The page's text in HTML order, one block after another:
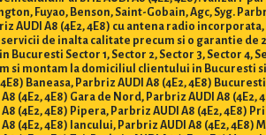
Fuyao, Benson, Saint-Gobain, Agc, Syg.
AUDI A8 (4E2, 4E8) cu antena radio
de inalta calitate precum si o garantie de
Bucuresti Sector 1, Sector 2, Sector 3, Sector 4,
si montam la domiciliul clientului in Bucuresti si
4E8) Baneasa, Parbriz AUDI A8 (4E2, 4E8)
A8 (4E2, 4E8) Gara de Nord, Parbriz AUDI A8
A8 (4E2, 4E8) Pipera, Parbriz AUDI A8 (4E2, 4E8)
A8 (4E2, 4E8) Iancului, Parbriz AUDI A8 (4E2,